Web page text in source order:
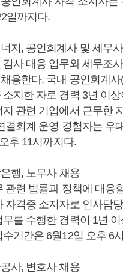
일까지다.
지, 공인회계사 및 세무
감사 대응 업무와 세무조
용한다. 국내 공인회계사
소지한 자로 경력 3년 이
관련 기업에서 근무한
결회계 운영 경험자는 우
후 11시까지다.
행, 노무사 채용
관련 법률과 정책에 대응
자격증 소지자로 인사담
를 수행한 경력이 1년 이
기간은 6월12일 오후 6
사, 변호사 채용